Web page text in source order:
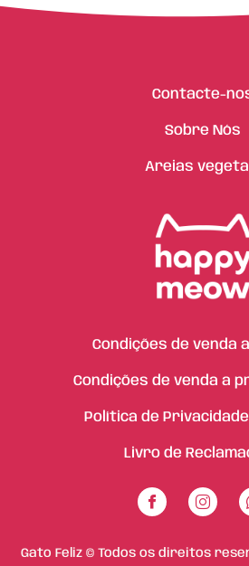
Contacte-
Sobre Nós
Areias
Condições de venda
Condições de venda a
Política de
Livro de
Gato Feliz © Todos os direitos